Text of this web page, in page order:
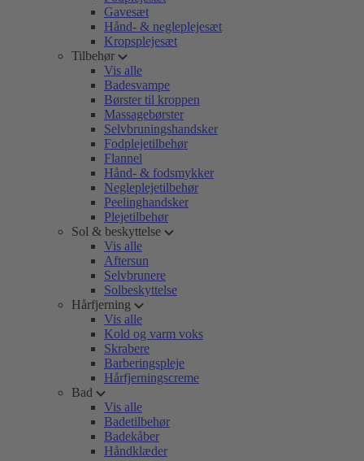
Gavesæt
Hånd- & negleplejesæt
Kropsplejesæt
Tilbehør
Vis alle
Badesvampe
Børster til kroppen
Massagebørster
Selvbruningshandsker
Fodplejetilbehør
Flannel
Hånd- & fodsmykker
Negleplejetilbehør
Peelinghandsker
Plejetilbehør
Sol & beskyttelse
Vis alle
Aftersun
Selvbrunere
Solbeskyttelse
Hårfjerning
Vis alle
Kold og varm voks
Skrabere
Barberingspleje
Hårfjerningscreme
Bad
Vis alle
Badetilbehør
Badekåber
Håndklæder